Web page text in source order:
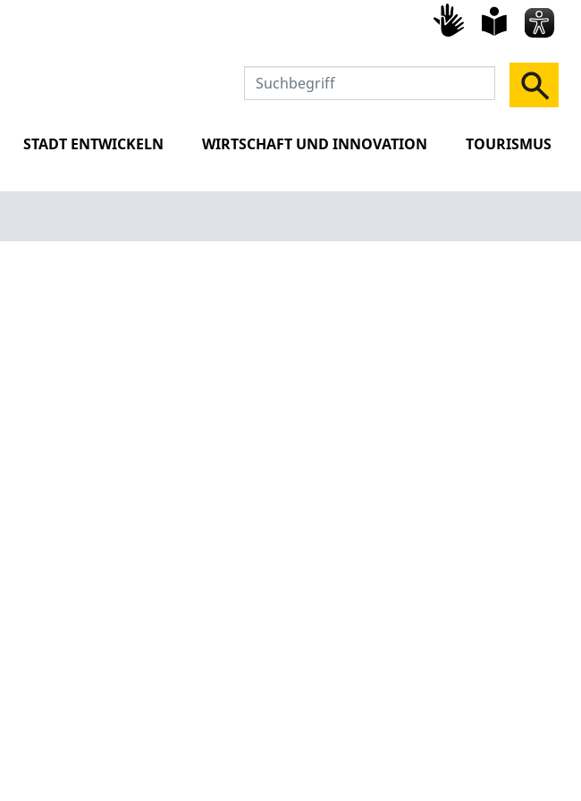
STADT ENTWICKELN WIRTSCHAFT UND INNOVATION TOURISMUS